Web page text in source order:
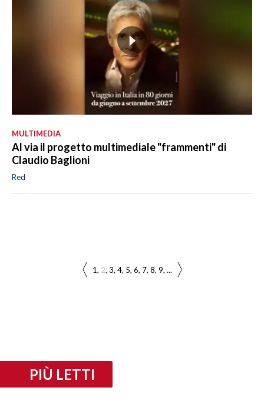
MULTIMEDIA
Al via il progetto multimediale "frammenti" di
Claudio Baglioni
Red
1 2 3 4 5 6 7 8 9 ...
PIÙ LETTI